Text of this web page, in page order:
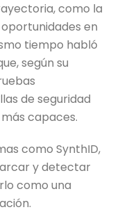
como la
en
tiempo habló
según su
de seguridad
capaces.
como SynthID,
y detectar
como una